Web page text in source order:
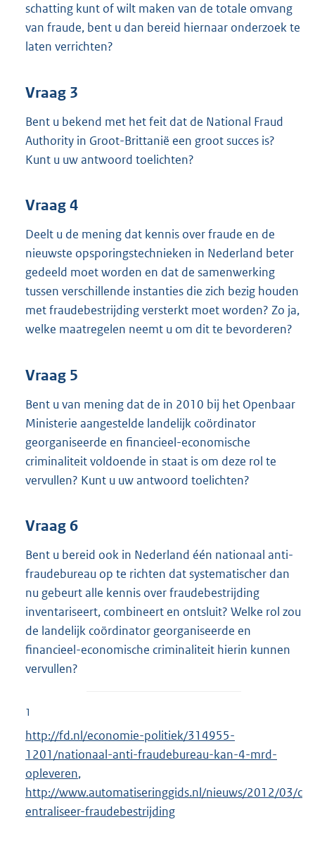
schatting kunt of wilt maken van de totale omvang
van fraude, bent u dan bereid hiernaar onderzoek te
laten verrichten?
Vraag 3
Bent u bekend met het feit dat de National Fraud
Authority in Groot-Brittanië een groot succes is?
Kunt u uw antwoord toelichten?
Vraag 4
Deelt u de mening dat kennis over fraude en de
nieuwste opsporingstechnieken in Nederland beter
gedeeld moet worden en dat de samenwerking
tussen verschillende instanties die zich bezig houden
met fraudebestrijding versterkt moet worden? Zo ja,
welke maatregelen neemt u om dit te bevorderen?
Vraag 5
Bent u van mening dat de in 2010 bij het Openbaar
Ministerie aangestelde landelijk coördinator
georganiseerde en financieel-economische
criminaliteit voldoende in staat is om deze rol te
vervullen? Kunt u uw antwoord toelichten?
Vraag 6
Bent u bereid ook in Nederland één nationaal anti-
fraudebureau op te richten dat systematischer dan
nu gebeurt alle kennis over fraudebestrijding
inventariseert, combineert en ontsluit? Welke rol zou
de landelijk coördinator georganiseerde en
financieel-economische criminaliteit hierin kunnen
vervullen?
1
http://fd.nl/economie-politiek/314955-
1201/nationaal-anti-fraudebureau-kan-4-mrd-
opleveren,
http://www.automatiseringgids.nl/nieuws/2012/03/c
entraliseer-fraudebestrijding